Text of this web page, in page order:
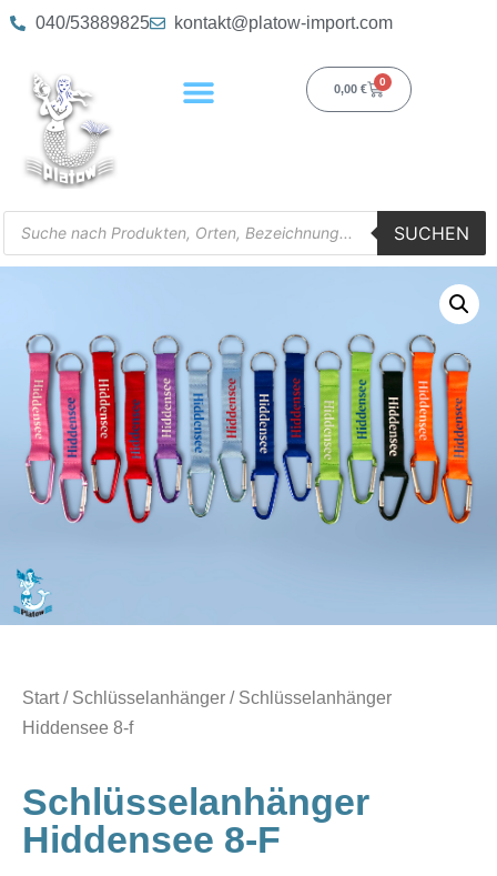
040/53889825 kontakt@platow-import.com
0,00 €
0
SUCHEN
Start/ Schlüsselanhänger / Schlüsselanhänger
Hiddensee 8-f
Schlüsselanhänger
Hiddensee 8-F